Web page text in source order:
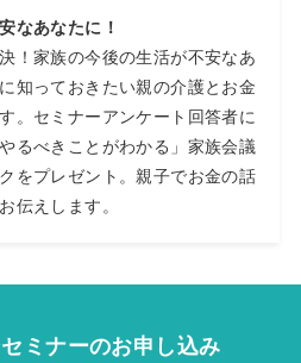
なあなたに！
！家族の今後の生活が不安なあ
知っておきたい親の介護とお金
。セミナーアンケート回答者に
るべきことがわかる」家族会議
をプレゼント。親子でお金の話
伝えします。
ミナーのお申し込み